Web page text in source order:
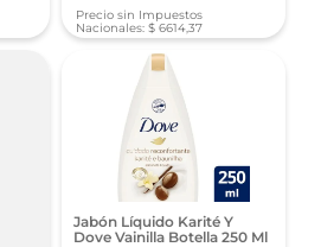
Precio sin Impuestos
Nacionales: $ 6614,37
Jabón Líquido Karité Y
Dove Vainilla Botella 250 Ml